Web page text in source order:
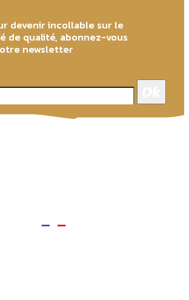
devenir incollable sur le
de qualité, abonnez-vous
newsletter